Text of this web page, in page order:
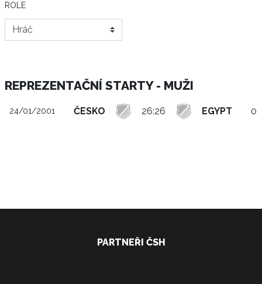
ROLE
REPREZENTAČNÍ STARTY - MUŽI
24/01/2001 ČESKO 26:26 EGYPT 0
PARTNEŘI ČSH